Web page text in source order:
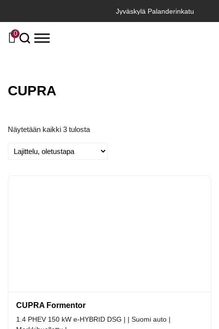
Jyväskylä Palanderinkatu
0
CUPRA
Näytetään kaikki 3 tulosta
CUPRA Formentor
1.4 PHEV 150 kW e-HYBRID DSG | | Suomi auto |